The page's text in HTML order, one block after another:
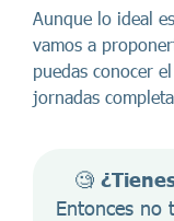
Aunque lo ideal es
vamos a
puedas conocer
jornadas
🧐
Entonces no